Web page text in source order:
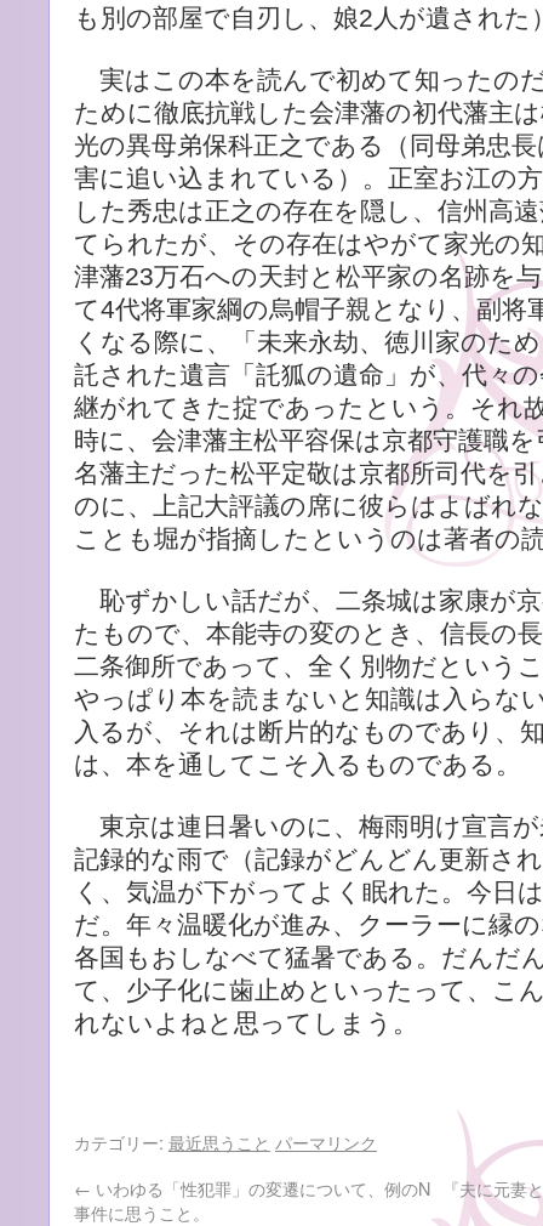
も別の部屋で自刃し、娘2人が遺された
実はこの本を読んで初めて知ったの
ために徹底抗戦した会津藩の初代藩主
光の異母弟保科正之である（同母弟忠
害に追い込まれている）。正室お江の
した秀忠は正之の存在を隠し、信州高
てられたが、その存在はやがて家光の
津藩23万石への天封と松平家の名跡を
て4代将軍家綱の烏帽子親となり、副将
くなる際に、「未来永劫、徳川家のた
託された遺言「託狐の遺命」が、代々
継がれてきた掟であったという。それ
時に、会津藩主松平容保は京都守護職
名藩主だった松平定敬は京都所司代を
のに、上記大評議の席に彼らはよばれ
ことも堀が指摘したというのは著者の
恥ずかしい話だが、二条城は家康が
たもので、本能寺の変のとき、信長の
二条御所であって、全く別物だという
やっぱり本を読まないと知識は入らな
入るが、それは断片的なものであり、
は、本を通してこそ入るものである。
東京は連日暑いのに、梅雨明け宣言
記録的な雨で（記録がどんどん更新さ
く、気温が下がってよく眠れた。今日
だ。年々温暖化が進み、クーラーに縁
各国もおしなべて猛暑である。だんだ
て、少子化に歯止めといったって、こ
れないよねと思ってしまう。
カテゴリー: 最近思うこと パーマリンク
← いわゆる「性犯罪」の変遷について、例のN
事件に思うこと。
『夫に元妻